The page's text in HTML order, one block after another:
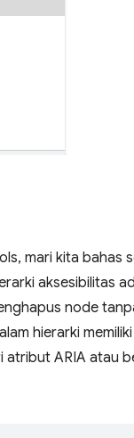
mari kita bahas
aksesibilitas
node
hierarki
ARIA atau